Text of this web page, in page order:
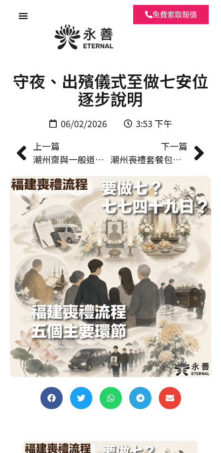
免費索取報價
守夜、出殯儀式至做七安位
逐步說明
06/02/2026
3:53 下午
上一篇
潮州齋與一般道教法事有咩唔同？儀式、音調、供品分別一次講清
下一篇
潮州喪禮套餐包咩？靈堂、法事、祭品逐項拆解